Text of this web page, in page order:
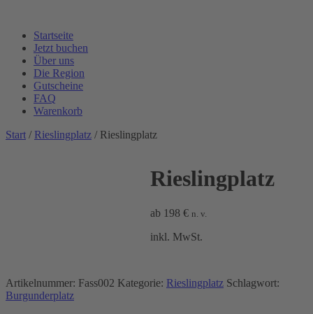
Startseite
Jetzt buchen
Über uns
Die Region
Gutscheine
FAQ
Warenkorb
Start / Rieslingplatz / Rieslingplatz
Rieslingplatz
ab 198€ n. v.
inkl. MwSt.
Artikelnummer: Fass002 Kategorie: Rieslingplatz Schlagwort:
Burgunderplatz